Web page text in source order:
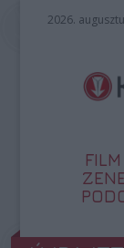
2026.
FILM